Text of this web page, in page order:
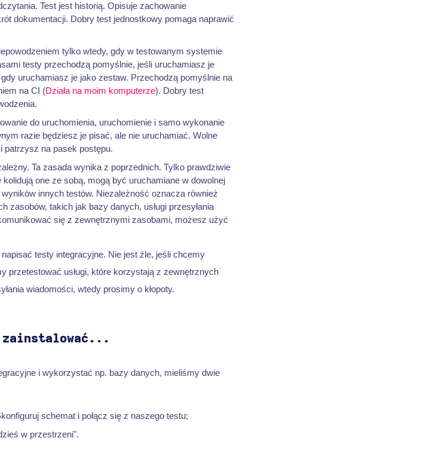
Test jest historią. Opisuje zachowanie
dokumentacji. Dobry test jednostkowy pomaga naprawić
tylko wtedy, gdy w testowanym systemie
testy przechodzą pomyślnie, jeśli uruchamiasz je
uruchamiasz je jako zestaw. Przechodzą pomyślnie na
na CI (Działa na moim komputerze). Dobry test
do uruchomienia, uruchomienie i samo wykonanie
razie będziesz je pisać, ale nie uruchamiać. Wolne
patrzysz na pasek postępu.
Ta zasada wynika z poprzednich. Tylko prawdziwie
one ze sobą, mogą być uruchamiane w dowolnej
innych testów. Niezależność oznacza również
zasobów, takich jak bazy danych, usługi przesyłania
się z zewnętrznymi zasobami, możesz użyć
testy integracyjne. Nie jest źle, jeśli chcemy
przetestować usługi, które korzystają z zewnętrznych
wiadomości, wtedy prosimy o kłopoty.
i wykorzystać np. bazy danych, mieliśmy dwie
schemat i połącz się z naszego testu;
w przestrzeni".